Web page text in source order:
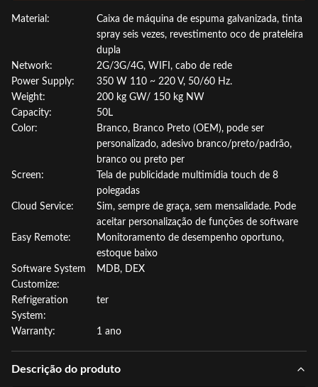
Material:
Caixa de máquina de espuma galvanizada, tinta
spray seis vezes, revestimento oco de prateleira
dupla
Network:
2G/3G/4G, WIFI, cabo de rede
Power Supply:
350 W 110 ~ 220 V, 50/60 Hz.
Weight:
200 kg GW/ 150 kg NW
Capacity:
50L
Color:
Branco, Branco Preto (OEM), pode ser
personalizado, adesivo branco/preto/padrão,
branco ou preto per
Screen:
Tela de publicidade multimídia touch de 8
polegadas
Cloud Service:
Sim, sempre de graça, sem mensalidade. Pode
aceitar personalização de funções de software
Easy Remote:
Monitoramento de desempenho oportuno,
estoque baixo
Software System
Customize:
MDB, DEX
Refrigeration
System:
ter
Warranty: 1 ano
Descrição do produto